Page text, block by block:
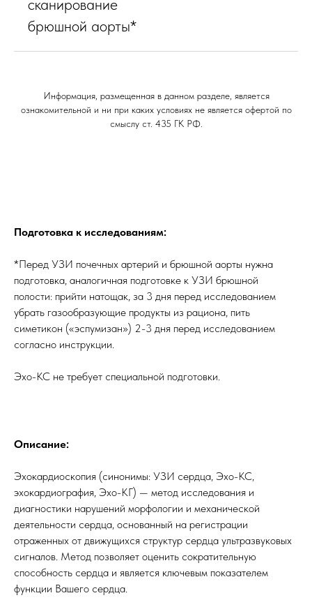
сканирование
брюшной аорты*
Информация, размещенная в данном разделе, является
ознакомительной и ни при каких условиях не является офертой по
смыслу ст. 435 ГК РФ.
Подготовка к исследованиям:
*Перед УЗИ почечных артерий и брюшной аорты нужна
подготовка, аналогичная подготовке к УЗИ брюшной
полости: прийти натощак, за 3 дня перед исследованием
убрать газообразующие продукты из рациона, пить
симетикон («эспумизан») 2-3 дня перед исследованием
согласно инструкции.
Эхо-КС не требует специальной подготовки.
Описание:
Эхокардиоскопия (синонимы: УЗИ сердца, Эхо-КС,
эхокардиография, Эхо-КГ) — метод исследования и
диагностики нарушений морфологии и механической
деятельности сердца, основанный на регистрации
отраженных от движущихся структур сердца ультразвуковых
сигналов. Метод позволяет оценить сократительную
способность сердца и является ключевым показателем
функции Вашего сердца.